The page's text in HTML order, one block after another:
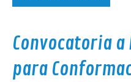
Convocatoria a
para